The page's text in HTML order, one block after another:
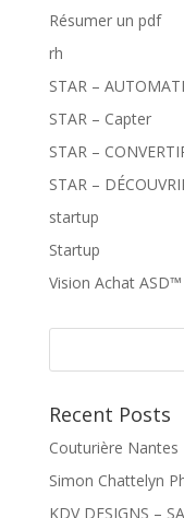
Résumer un pdf
rh
STAR –
STAR – Capter
STAR –
STAR –
startup
Startup
Vision Achat ASD™
Recent Posts
Couturière Nantes
Simon Chattelyn
KDV DESIGNS –